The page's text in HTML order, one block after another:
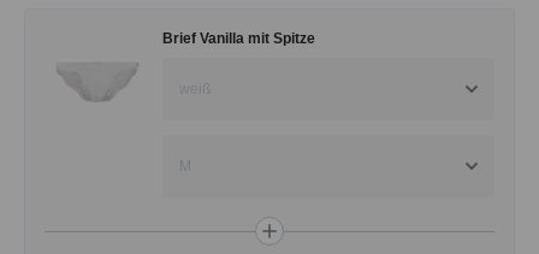
Brief Vanilla mit Spitze
weiß